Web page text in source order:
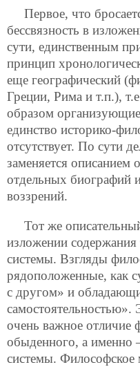
Первое, что
бессвязность в
сути, единственным
принцип
еще географический
Греции, Рима и т.п.),
образом
единство историко-
отсутствует. По сути
заменяется описанием
отдельных биографий
воззрений.
Тот же
изложении
системы. Взгляды
рядоположенные, как
с другом» и
самостоятельностью».
очень важное отличие
обыденного, а именно
системы.